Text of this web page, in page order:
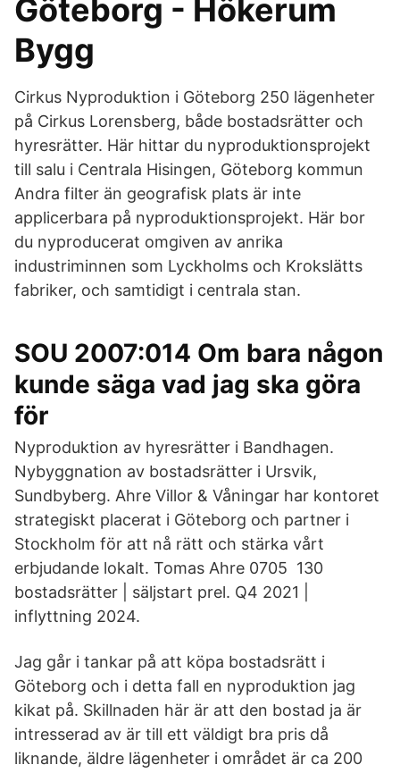
Göteborg - Hökerum
Bygg
Cirkus Nyproduktion i Göteborg 250 lägenheter
på Cirkus Lorensberg, både bostadsrätter och
hyresrätter. Här hittar du nyproduktionsprojekt
till salu i Centrala Hisingen, Göteborg kommun
Andra filter än geografisk plats är inte
applicerbara på nyproduktionsprojekt. Här bor
du nyproducerat omgiven av anrika
industriminnen som Lyckholms och Krokslätts
fabriker, och samtidigt i centrala stan.
SOU 2007:014 Om bara någon
kunde säga vad jag ska göra
för
Nyproduktion av hyresrätter i Bandhagen.
Nybyggnation av bostadsrätter i Ursvik,
Sundbyberg. Ahre Villor & Våningar har kontoret
strategiskt placerat i Göteborg och partner i
Stockholm för att nå rätt och stärka vårt
erbjudande lokalt. Tomas Ahre 0705 130
bostadsrätter | säljstart prel. Q4 2021 |
inflyttning 2024.
Jag går i tankar på att köpa bostadsrätt i
Göteborg och i detta fall en nyproduktion jag
kikat på. Skillnaden här är att den bostad ja är
intresserad av är till ett väldigt bra pris då
liknande, äldre lägenheter i området är ca 200